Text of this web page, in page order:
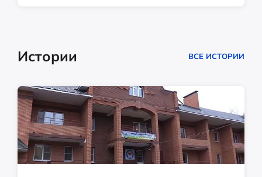
Истории ВСЕ ИСТОРИИ